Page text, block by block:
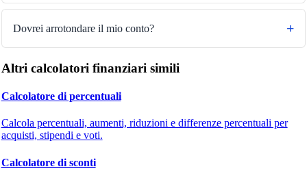
Dovrei arrotondare il mio conto?
Altri calcolatori finanziari simili
Calcolatore di percentuali
Calcola percentuali, aumenti, riduzioni e differenze percentuali per
acquisti, stipendi e voti.
Calcolatore di sconti